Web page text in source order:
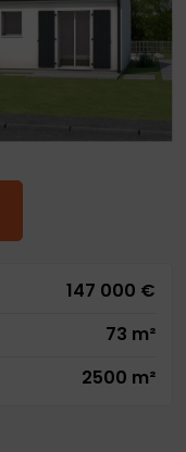
147 000 €
73 m²
2500 m²